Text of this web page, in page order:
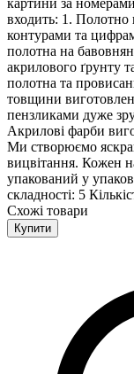
картини за
входить: 1. Полотно
контурами та
полотна на
акрилового ґрунту
полотна та
товщини
пензликами дуже
Акрилові фарби
Ми створюємо
вицвітання. Кожен
упакований у
складності: 5
Схожі товари
Купити